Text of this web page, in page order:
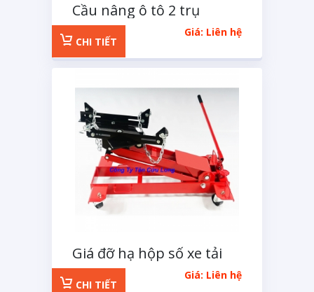
Cầu nâng ô tô 2 trụ
không cổng PeakGiá: Liên hệ
CHI TIẾT
Giá đỡ hạ hộp số xe tải
kiểu nằm 500Kg
Giá: Liên hệ
CHI TIẾT